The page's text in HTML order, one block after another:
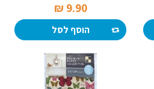
9.90 ₪‎
הוסף לסל